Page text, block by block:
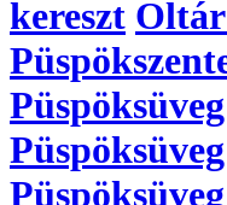
kereszt Oltár
Püspöksüveg
Püspöksüveg
Püspöksüveg